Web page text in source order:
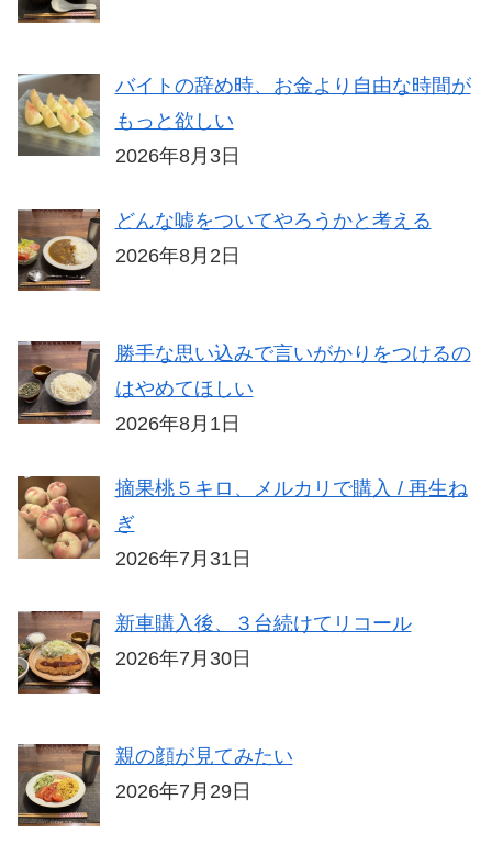
バイトの辞め時、お金より自由な時間が
もっと欲しい
2026年8月3日
どんな嘘をついてやろうかと考える
2026年8月2日
勝手な思い込みで言いがかりをつけるの
はやめてほしい
2026年8月1日
摘果桃５キロ、メルカリで購入 / 再生ね
ぎ
2026年7月31日
新車購入後、３台続けてリコール
2026年7月30日
親の顔が見てみたい
2026年7月29日